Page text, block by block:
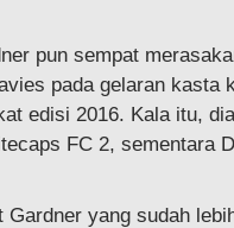
pun sempat
pada gelaran kasta
edisi 2016. Kala itu,
FC 2, sementara
Gardner yang sudah